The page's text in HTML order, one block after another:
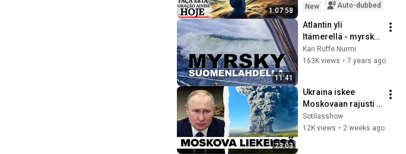
1:07:58
New
Auto-dubbed
11:41
Atlantin yli
Itämerellä - myrsky |
osa 7
Kari Ruffe Nurmi
163K views • 7 years ago
23:03
Ukraina iskee
Moskovaan rajusti –
Putin ei pysty
suojelemaan omaa
Sotilasshow
12K views • 2 weeks ago